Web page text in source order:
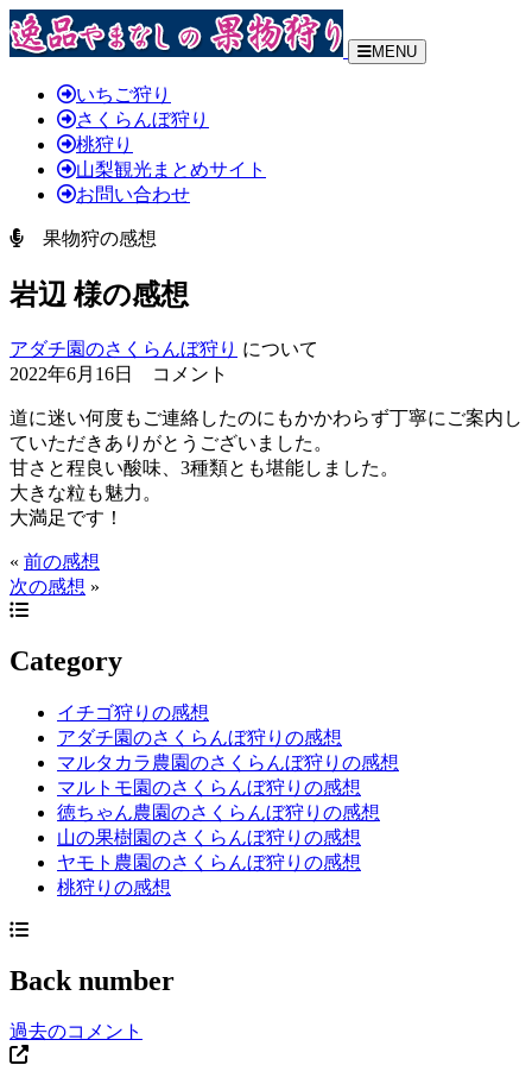
MENU
いちご狩り
さくらんぼ狩り
桃狩り
山梨観光まとめサイト
お問い合わせ
果物狩の感想
岩辺 様の感想
アダチ園のさくらんぼ狩り について
2022年6月16日 コメント
道に迷い何度もご連絡したのにもかかわらず丁寧にご案内し
ていただきありがとうございました。
甘さと程良い酸味、3種類とも堪能しました。
大きな粒も魅力。
大満足です！
« 前の感想
次の感想 »
Category
イチゴ狩りの感想
アダチ園のさくらんぼ狩りの感想
マルタカラ農園のさくらんぼ狩りの感想
マルトモ園のさくらんぼ狩りの感想
徳ちゃん農園のさくらんぼ狩りの感想
山の果樹園のさくらんぼ狩りの感想
ヤモト農園のさくらんぼ狩りの感想
桃狩りの感想
Back number
過去のコメント